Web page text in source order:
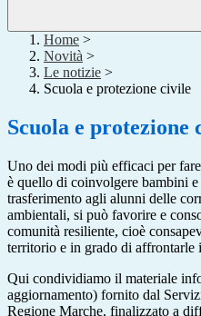
Home >
Novità >
Le notizie >
Scuola e protezione civile
Scuola e protezione
Uno dei modi più efficaci per
è quello di coinvolgere bambini
trasferimento agli alunni delle
ambientali, si può favorire e
comunità resiliente, cioè
territorio e in grado di affrontarle
Qui condividiamo il materiale
aggiornamento) fornito dal
Regione Marche, finalizzato a